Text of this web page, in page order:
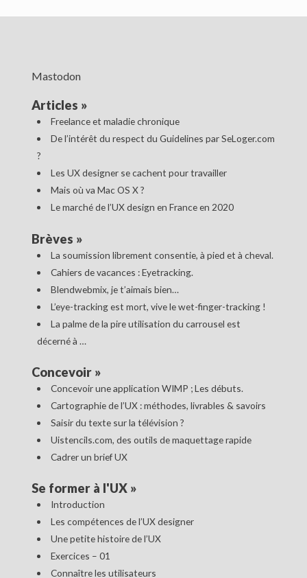
Mastodon
Articles »
Freelance et maladie chronique
De l’intérêt du respect du Guidelines par SeLoger.com
?
Les UX designer se cachent pour travailler
Mais où va Mac OS X ?
Le marché de l’UX design en France en 2020
Brèves »
La soumission librement consentie, à pied et à cheval.
Cahiers de vacances : Eyetracking.
Blendwebmix, je t’aimais bien…
L’eye-tracking est mort, vive le wet-finger-tracking !
La palme de la pire utilisation du carrousel est
décerné à …
Concevoir»
Concevoir une application WIMP ; Les débuts.
Cartographie de l’UX : méthodes, livrables & savoirs
Saisir du texte sur la télévision ?
Uistencils.com, des outils de maquettage rapide
Cadrer un brief UX
Se former à l'UX»
Introduction
Les compétences de l’UX designer
Une petite histoire de l’UX
Exercices – 01
Connaître les utilisateurs